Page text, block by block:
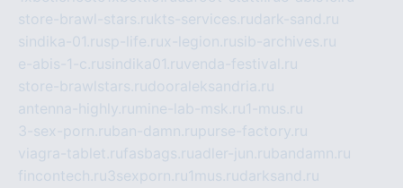
store-brawl-stars.rukts-services.rudark-sand.ru
sindika-01.rusp-life.rux-legion.rusib-archives.ru
e-abis-1-c.rusindika01.ruvenda-festival.ru
store-brawlstars.rudooraleksandria.ru
antenna-highly.ru mine-lab-msk.ru1-mus.ru
3-sex-porn.ruban-damn.rupurse-factory.ru
viagra-tablet.rufasbags.ruadler-jun.rubandamn.ru
fincontech.ru3sexporn.ru1mus.rudarksand.ru